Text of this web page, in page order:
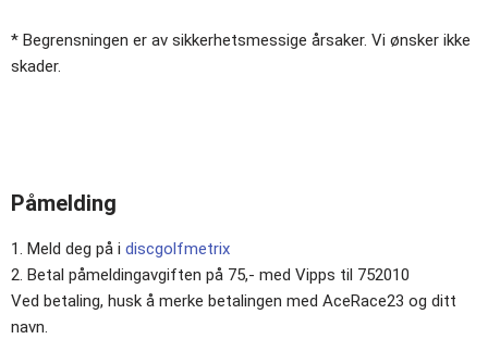
* Begrensningen er av sikkerhetsmessige årsaker. Vi ønsker ikke
skader.
Påmelding
Meld deg på i discgolfmetrix
Betal påmeldingavgiften på 75,- med Vipps til 752010
Ved betaling, husk å merke betalingen med AceRace23 og ditt
navn.